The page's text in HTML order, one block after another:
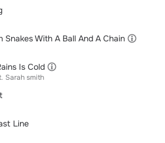
Snakes With A Ball And A Chain
Is Cold
Sarah smith
Line